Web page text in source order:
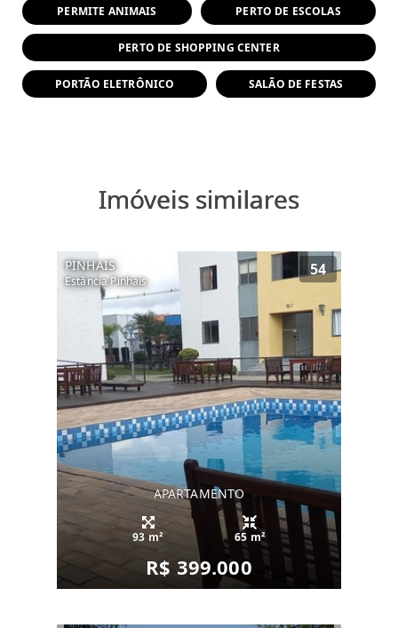
PERMITE ANIMAIS PERTO DE ESCOLAS
PERTO DE SHOPPING CENTER
PORTÃO ELETRÔNICO SALÃO DE FESTAS
Imóveis similares
PINHAIS
Estância Pinhais
54
APARTAMENTO
93 m² 65 m²
R$ 399.000